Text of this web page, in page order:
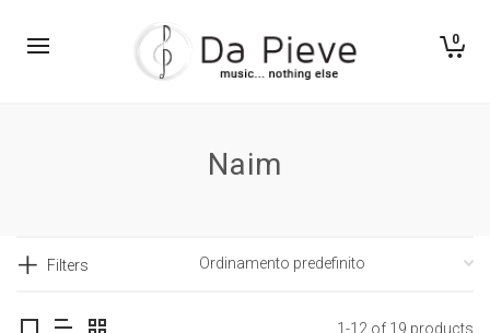
0
Naim
Filters
1-12 of 19 products